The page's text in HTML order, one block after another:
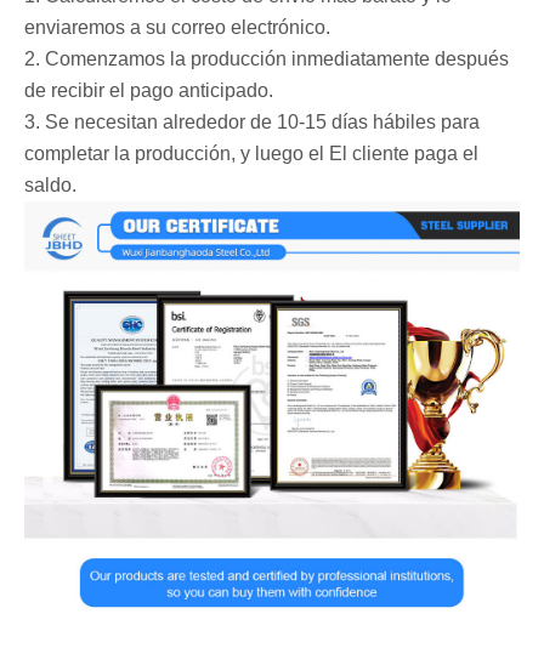
enviaremos a su correo electrónico.
2. Comenzamos la producción inmediatamente después
de recibir el pago anticipado.
3. Se necesitan alrededor de 10-15 días hábiles para
completar la producción, y luego el El cliente paga el
saldo.